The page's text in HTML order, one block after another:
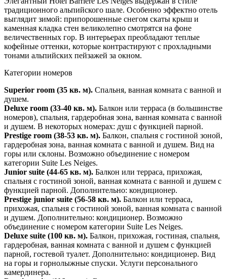
традиционного альпийского шале. Особенно эффектно отель
выглядит зимой: припорошенные снегом скаты крыш и
каменная кладка стен великолепно смотрятся на фоне
величественных гор. В интерьерах преобладают теплые
кофейные оттенки, которые контрастируют с прохладными
тонами альпийских пейзажей за окном.
Категории номеров
Superior room (35 кв. м). Спальня, ванная комната с ванной и
душем.
Deluxe room (33-40 кв. м). Балкон или терраса (в большинстве
номеров), спальня, гардеробная зона, ванная комната с ванной
и душем. В некоторых номерах: душ с функцией парной.
Prestige room (38-53 кв. м). Балкон, спальня с гостиной зоной,
гардеробная зона, ванная комната с ванной и душем. Вид на
горы или склоны. Возможно объединение с номером
категории Suite Les Neiges.
Junior suite (44-65 кв. м). Балкон или терраса, прихожая,
спальня с гостиной зоной, ванная комната с ванной и душем с
функцией парной. Дополнительно: кондиционер.
Prestige junior suite (56-58 кв. м). Балкон или терраса,
прихожая, спальня с гостиной зоной, ванная комната с ванной
и душем. Дополнительно: кондиционер. Возможно
объединение с номером категории Suite Les Neiges.
Deluxe suite (100 кв. м). Балкон, прихожая, гостиная, спальня,
гардеробная, ванная комната с ванной и душем с функцией
парной, гостевой туалет. Дополнительно: кондиционер. Вид
на горы и горнолыжные спуски. Услуги персонального
камердинера.